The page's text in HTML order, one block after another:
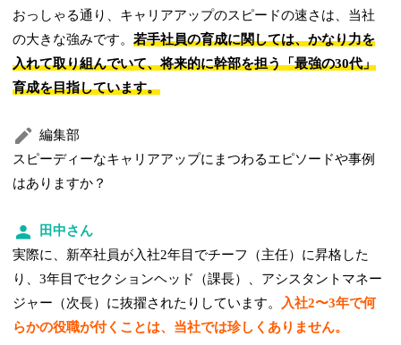
おっしゃる通り、キャリアアップのスピードの速さは、当社
の大きな強みです。若手社員の育成に関しては、かなり力を
入れて取り組んでいて、将来的に幹部を担う「最強の30代」
育成を目指しています。
編集部
スピーディーなキャリアアップにまつわるエピソードや事例
はありますか？
田中さん
実際に、新卒社員が入社2年目でチーフ（主任）に昇格した
り、3年目でセクションヘッド（課長）、アシスタントマネー
ジャー（次長）に抜擢されたりしています。
入社2〜3年で何
らかの役職が付くことは、当社では珍しくありません。